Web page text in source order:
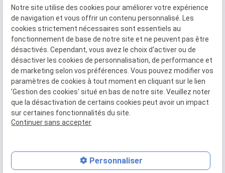
Suivez-nous
Accueil Nos réalisations
Notre société
Actualités
Contact
Mentions légales
Politique de confidentialité
Notre site utilise des cookies pour améliorer votre expérience
de navigation et vous offrir un contenu personnalisé. Les
cookies strictement nécessaires sont essentiels au
fonctionnement de base de notre site et ne peuvent pas être
désactivés. Cependant, vous avez le choix d'activer ou de
désactiver les cookies de personnalisation, de performance et
de marketing selon vos préférences. Vous pouvez modifier vos
paramètres de cookies à tout moment en cliquant sur le lien
'Gestion des cookies' situé en bas de notre site. Veuillez noter
que la désactivation de certains cookies peut avoir un impact
sur certaines fonctionnalités du site.
Continuer sans accepter
Personnaliser